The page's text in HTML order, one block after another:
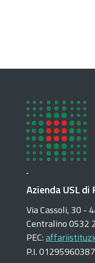
Azienda USL di
Via Cassoli, 30 -
Centralino 0532
PEC:
P.I. 01295960387